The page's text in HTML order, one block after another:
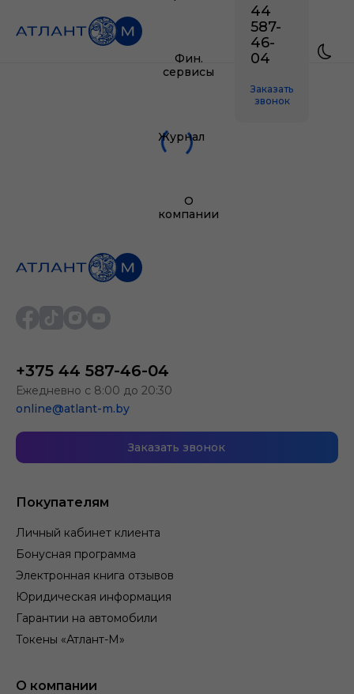
Фин.
сервисы
Журнал
О
компании
44
587-
46-
04
Заказать
звонок
Покупателям
Личный кабинет клиента
Бонусная программа
Электронная книга отзывов
Юридическая информация
Гарантии на автомобили
Токены «Атлант-М»
О компании
+375 44 587-46-04
Ежедневно с 8:00 до 20:30
online@atlant-m.by
Заказать звонок